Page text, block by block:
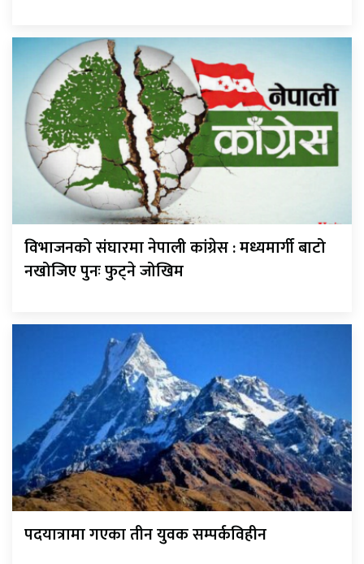
विभाजनको संघारमा नेपाली कांग्रेस : मध्यमार्गी बाटो
नखोजिए पुनः फुट्ने जोखिम
पदयात्रामा गएका तीन युवक सम्पर्कविहीन